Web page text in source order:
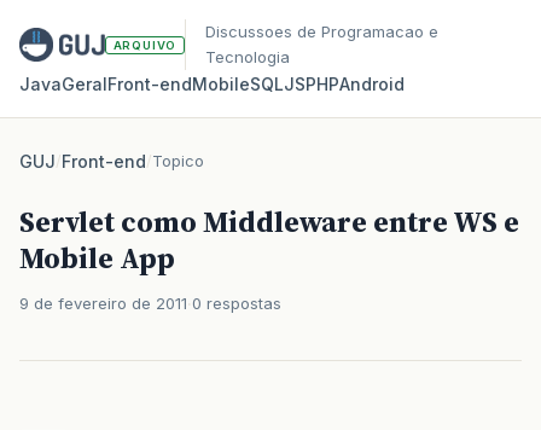
ARQUIVO
Discussoes de Programacao e
Tecnologia
JavaGeralFront‑endMobileSQLJSPHPAndroid
GUJ/Front-end/Topico
Servlet como Middleware entre WS e
Mobile App
9 de fevereiro de 2011 0 respostas